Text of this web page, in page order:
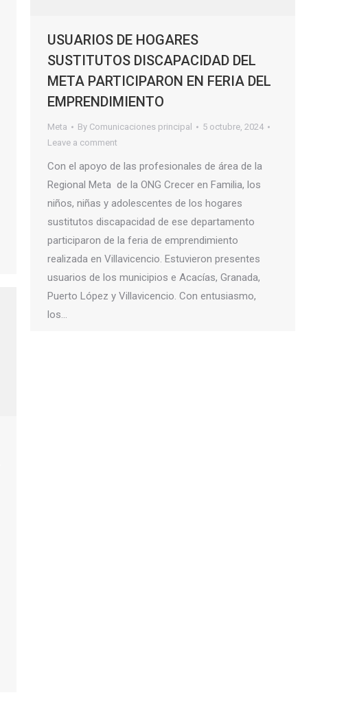
USUARIOS DE HOGARES
SUSTITUTOS DISCAPACIDAD DEL
META PARTICIPARON EN FERIA DEL
EMPRENDIMIENTO
Meta By Comunicaciones principal
5 octubre, 2024
Leave a comment
Con el apoyo de las profesionales de área de la
Regional Meta de la ONG Crecer en Familia, los
niños, niñas y adolescentes de los hogares
sustitutos discapacidad de ese departamento
participaron de la feria de emprendimiento
realizada en Villavicencio. Estuvieron presentes
usuarios de los municipios e Acacías, Granada,
Puerto López y Villavicencio. Con entusiasmo,
los…